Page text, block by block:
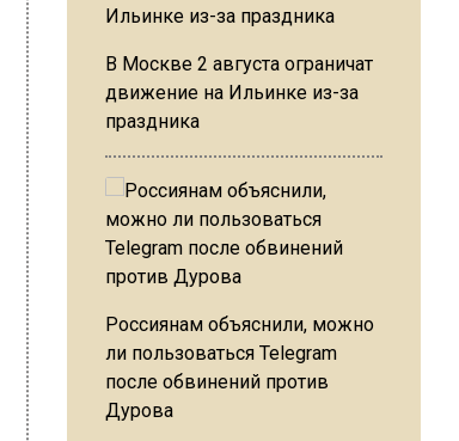
В Москве 2 августа ограничат
движение на Ильинке из-за
праздника
Россиянам объяснили, можно
ли пользоваться Telegram
после обвинений против
Дурова